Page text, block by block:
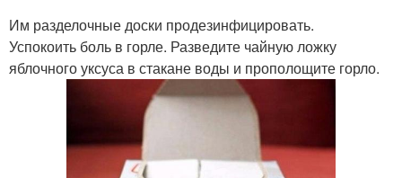
Им разделочные доски продезинфицировать.
Успокоить боль в горле. Разведите чайную ложку
яблочного уксуса в стакане воды и прополощите горло.